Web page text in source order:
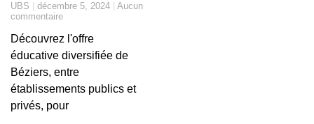
UBS décembre 5, 2024
Aucun
commentaire
Découvrez l'offre
éducative diversifiée de
Béziers, entre
établissements publics et
privés, pour